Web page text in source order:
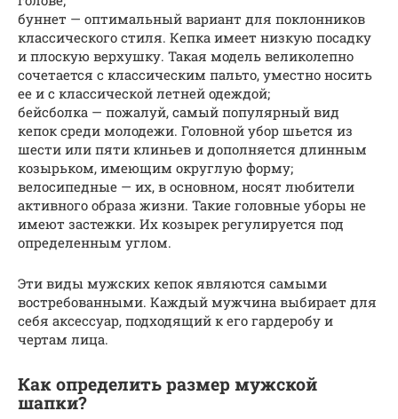
буннет — оптимальный вариант для поклонников
классического стиля. Кепка имеет низкую посадку
и плоскую верхушку. Такая модель великолепно
сочетается с классическим пальто, уместно носить
ее и с классической летней одеждой;
бейсболка — пожалуй, самый популярный вид
кепок среди молодежи. Головной убор шьется из
шести или пяти клиньев и дополняется длинным
козырьком, имеющим округлую форму;
велосипедные — их, в основном, носят любители
активного образа жизни. Такие головные уборы не
имеют застежки. Их козырек регулируется под
определенным углом.
Эти виды мужских кепок являются самыми
востребованными. Каждый мужчина выбирает для
себя аксессуар, подходящий к его гардеробу и
чертам лица.
Как определить размер мужской
шапки?